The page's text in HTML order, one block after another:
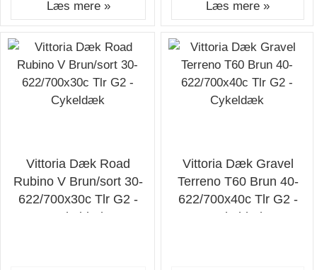
Læs mere » Læs mere »
Vittoria Dæk Road
Rubino V Brun/sort 30-
622/700x30c Tlr G2 -
Cykeldæk
Vittoria Dæk Gravel
Terreno T60 Brun 40-
622/700x40c Tlr G2 -
Cykeldæk